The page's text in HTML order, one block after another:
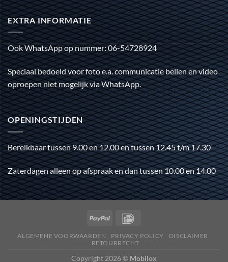
EXTRA INFORMATIE
Ook WhatsApp op nummer: 06-54728924
Speciaal bedoeld voor foto e.a. communicatie bellen en video
oproepen niet mogelijk via WhatsApp.
OPENINGSTIJDEN
Bereikbaar tussen 9.00 en 12.00 en tussen 12.45 t/m 17.30
Zaterdagen alleen op afspraak en dan tussen 10.00 en 14.00
ALGEMENE VOORWAARDEN PRIVACY POLICY
DISCLAIMER
RETOURRECHT
Copyright 2026 © Mobilox